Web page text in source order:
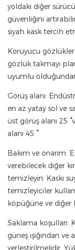
yoldaki diğer
güvenliğini
siyah kask tercih
Koruyucu
gözlük takmayı
uyumlu
Görüş alanı:
en az yatay sol ve
üst görüş alanı 25
alanı 45 °
Bakım ve onarım:
verebilecek diğer
temizleyin. Kaskı
temizleyiciler
köpüğüne ve diğer
Saklama koşulları:
güneş ışığından ve
yerleştirilmelidir.